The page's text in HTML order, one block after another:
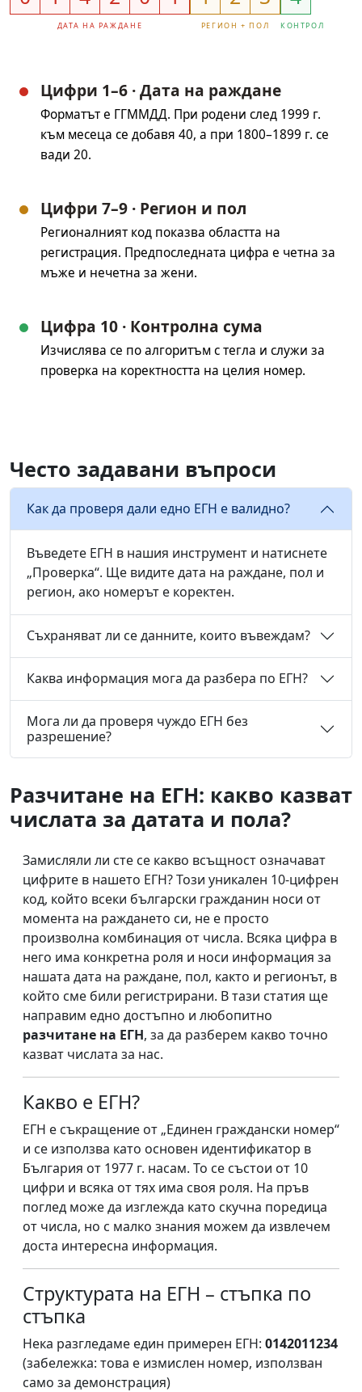
ДАТА НА РАЖДАНЕ РЕГИОН + ПОЛ КОНТРОЛ
Цифри 1–6 · Дата на раждане
Форматът е ГГММДД. При родени след 1999 г.
към месеца се добавя 40, а при 1800–1899 г. се
вади 20.
Цифри 7–9 · Регион и пол
Регионалният код показва областта на
регистрация. Предпоследната цифра е четна за
мъже и нечетна за жени.
Цифра 10 · Контролна сума
Изчислява се по алгоритъм с тегла и служи за
проверка на коректността на целия номер.
Често задавани въпроси
Как да проверя дали едно ЕГН е валидно?
Въведете ЕГН в нашия инструмент и натиснете
„Проверка“. Ще видите дата на раждане, пол и
регион, ако номерът е коректен.
Съхраняват ли се данните, които въвеждам?
Каква информация мога да разбера по ЕГН?
Мога ли да проверя чуждо ЕГН без
разрешение?
Разчитане на ЕГН: какво казват
числата за датата и пола?
Замисляли ли сте се какво всъщност означават
цифрите в нашето ЕГН? Този уникален 10-цифрен
код, който всеки български гражданин носи от
момента на раждането си, не е просто
произволна комбинация от числа. Всяка цифра в
него има конкретна роля и носи информация за
нашата дата на раждане, пол, както и регионът, в
който сме били регистрирани. В тази статия ще
направим едно достъпно и любопитно
разчитане на ЕГН, за да разберем какво точно
казват числата за нас.
Какво е ЕГН?
ЕГН е съкращение от „Единен граждански номер“
и се използва като основен идентификатор в
България от 1977 г. насам. То се състои от 10
цифри и всяка от тях има своя роля. На пръв
поглед може да изглежда като скучна поредица
от числа, но с малко знания можем да извлечем
доста интересна информация.
Структурата на ЕГН – стъпка по
стъпка
Нека разгледаме един примерен ЕГН: 0142011234
(забележка: това е измислен номер, използван
само за демонстрация)